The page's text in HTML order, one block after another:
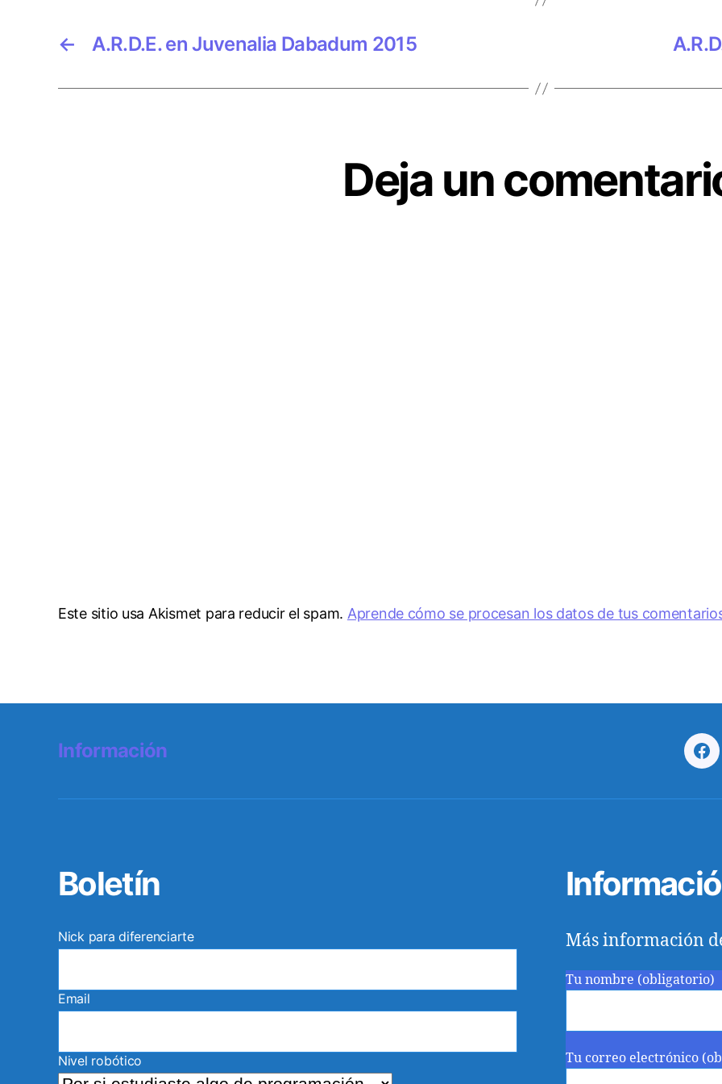
← A.R.D.E. en Juvenalia Dabadum 2015
Deja un
Este sitio usa Akismet para reducir el spam. Aprende cómo se procesan los datos de tus
Información
Boletín
Nick para diferenciarte
Email
Nivel robótico
Más información
Tu nombre (obligatorio)
Tu correo electrónico